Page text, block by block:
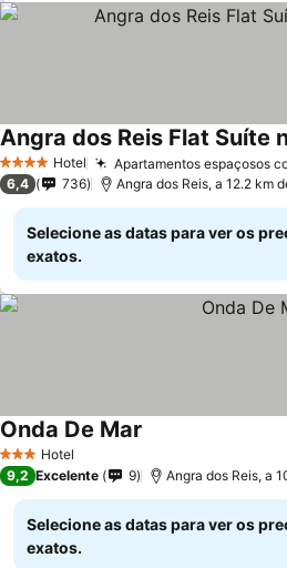
4 EstrelasHotel Apartamentos espaçosos
Angra dos Reis Flat Suíte
6,4 736 Angra dos Reis, a 12.2 km
Selecione as datas para ver os
exatos.
3 EstrelasHotel
Onda De Mar
9,2 Excelente 9 Angra dos Reis, a
Selecione as datas para ver os
exatos.